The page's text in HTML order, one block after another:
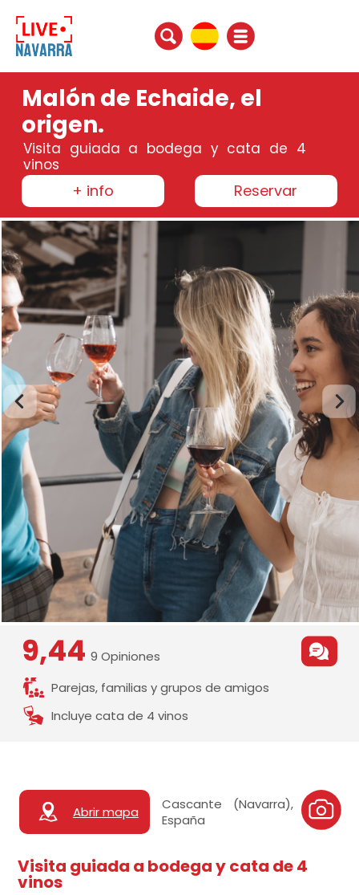
Malón de Echaide, el
origen.
Visita guiada a bodega y cata de 4
vinos
+ info Reservar
9,44 9 Opiniones
Parejas, familias y grupos de amigos
Incluye cata de 4 vinos
Abrir mapa
Cascante (Navarra),
España
Visita guiada a bodega y cata de 4
vinos